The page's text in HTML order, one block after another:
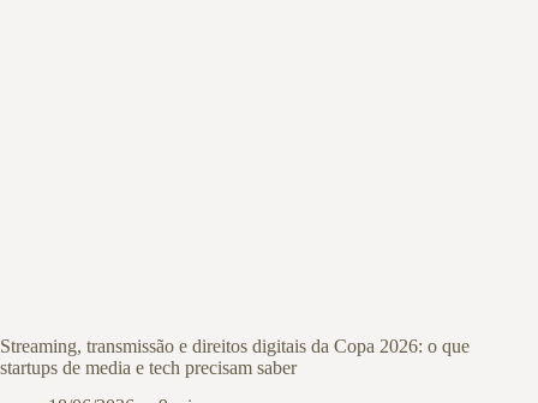
Streaming, transmissão e direitos digitais da Copa 2026: o que
startups de media e tech precisam saber